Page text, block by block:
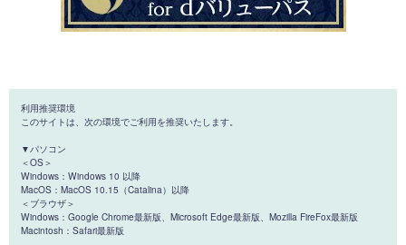
利用推奨環境
このサイトは、次の環境でご利用を推奨いたします。
▼パソコン
＜OS＞
Windows：Windows 10 以降
MacOS：MacOS 10.15（Catalina）以降
＜ブラウザ＞
Windows：Google Chrome最新版、Microsoft Edge最新版、Mozilla FireFox最新版
Macintosh：Safari最新版